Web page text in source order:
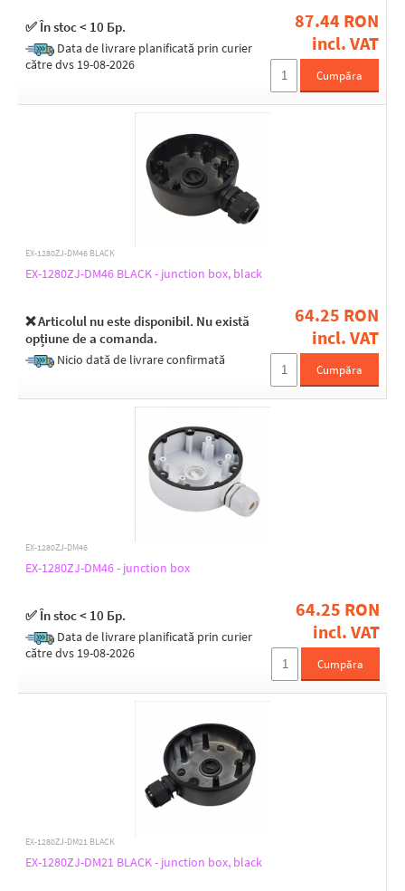
✅ În stoc < 10 Бр.
Data de livrare planificată prin curier
către dvs 19-08-2026
87.44 RON
incl. VAT
Cumpăra
EX-1280ZJ-DM46 BLACK
EX-1280ZJ-DM46 BLACK - junction box, black
❌ Articolul nu este disponibil. Nu există
opțiune de a comanda.
Nicio dată de livrare confirmată
64.25 RON
incl. VAT
Cumpăra
EX-1280ZJ-DM46
EX-1280ZJ-DM46 - junction box
✅ În stoc < 10 Бр.
Data de livrare planificată prin curier
către dvs 19-08-2026
64.25 RON
incl. VAT
Cumpăra
EX-1280ZJ-DM21 BLACK
EX-1280ZJ-DM21 BLACK - junction box, black